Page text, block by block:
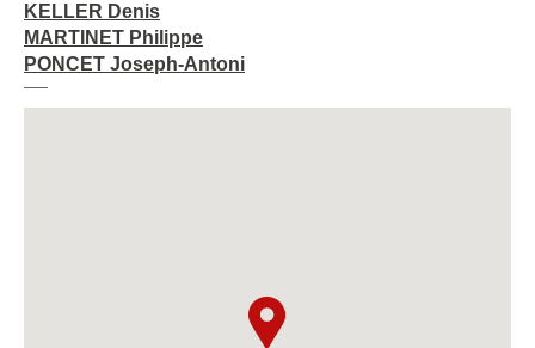
KELLER Denis
MARTINET Philippe
PONCET Joseph-Antoni